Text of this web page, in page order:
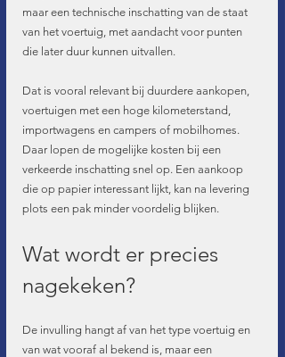
maar een technische inschatting van de staat
van het voertuig, met aandacht voor punten
die later duur kunnen uitvallen.
Dat is vooral relevant bij duurdere aankopen,
voertuigen met een hoge kilometerstand,
importwagens en campers of mobilhomes.
Daar lopen de mogelijke kosten bij een
verkeerde inschatting snel op. Een aankoop
die op papier interessant lijkt, kan na levering
plots een pak minder voordelig blijken.
Wat wordt er precies
nagekeken?
De invulling hangt af van het type voertuig en
van wat vooraf al bekend is, maar een